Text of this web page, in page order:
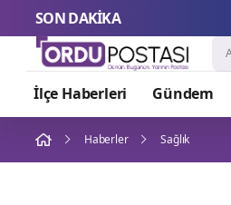
SON DAKİKA
İlçe Haberleri Gündem
Haberler Sağlık